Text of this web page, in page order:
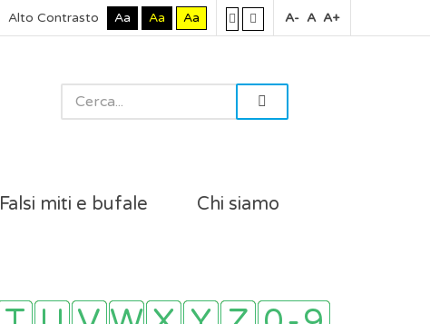
Alto Contrasto Aa Aa Aa A- A A+
Falsi miti e bufale Chi siamo